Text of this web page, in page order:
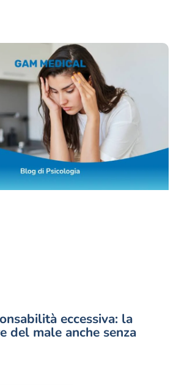
eccessiva: la
del male anche senza